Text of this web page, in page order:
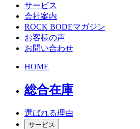
サービス
会社案内
ROCK BODEマガジン
お客様の声
お問い合わせ
HOME
総合在庫
選ばれる理由
サービス